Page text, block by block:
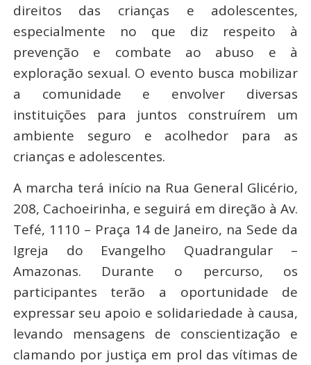
direitos das crianças e adolescentes,
especialmente no que diz respeito à
prevenção e combate ao abuso e à
exploração sexual. O evento busca mobilizar
a comunidade e envolver diversas
instituições para juntos construírem um
ambiente seguro e acolhedor para as
crianças e adolescentes.
A marcha terá início na Rua General Glicério,
208, Cachoeirinha, e seguirá em direção à Av.
Tefé, 1110 – Praça 14 de Janeiro, na Sede da
Igreja do Evangelho Quadrangular –
Amazonas. Durante o percurso, os
participantes terão a oportunidade de
expressar seu apoio e solidariedade à causa,
levando mensagens de conscientização e
clamando por justiça em prol das vítimas de